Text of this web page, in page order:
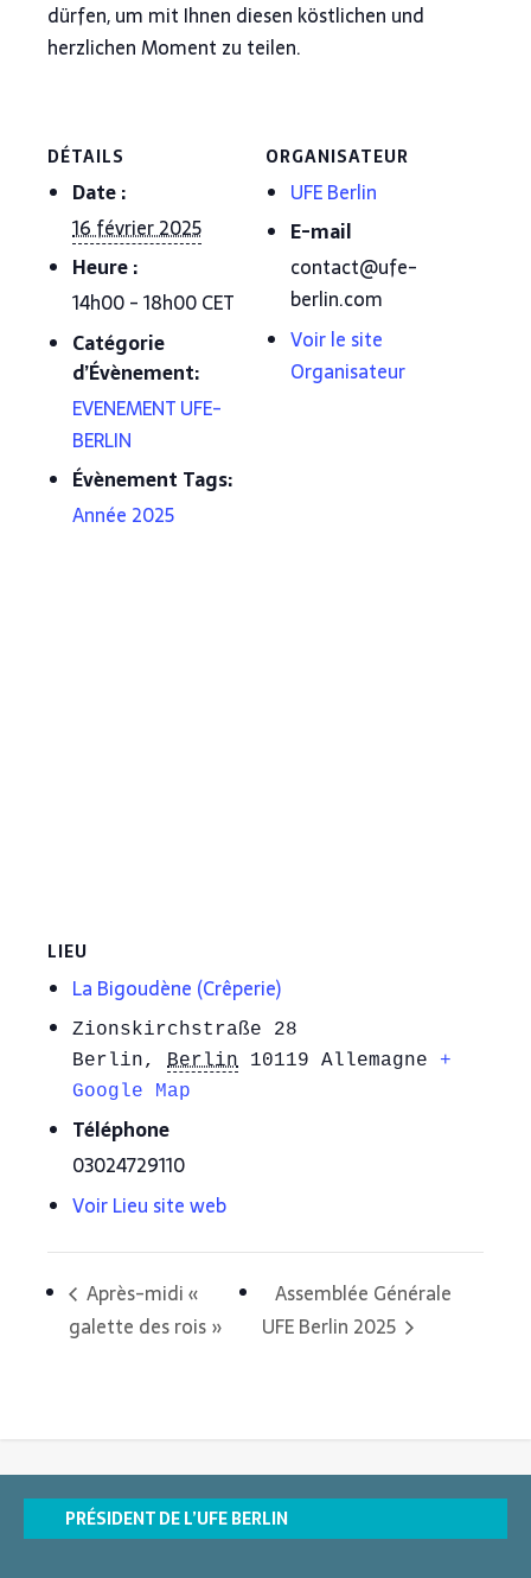
dürfen, um mit Ihnen diesen köstlichen und
herzlichen Moment zu teilen.
DÉTAILS
Date :
16 février 2025
Heure :
14h00 - 18h00CET
Catégorie
d’Évènement:
EVENEMENT UFE-
BERLIN
Évènement Tags:
Année 2025
ORGANISATEUR
UFE Berlin
E-mail
contact@ufe-
berlin.com
Voir le site
Organisateur
LIEU
La Bigoudène (Crêperie)
Zionskirchstraße 28
Berlin, Berlin 10119 Allemagne
+
Google Map
Téléphone
03024729110
Voir Lieu site web
Après-midi «
galette des rois »
Assemblée Générale
UFE Berlin 2025
PRÉSIDENT DE L’UFE BERLIN